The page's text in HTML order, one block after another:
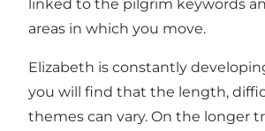
linked to the pilgrim keywords
areas in which you move.
Elizabeth is constantly
you will find that the length,
themes can vary. On the longer